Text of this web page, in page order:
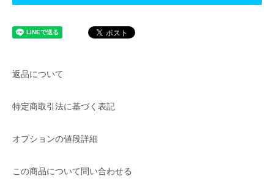
返品について
特定商取引法に基づく表記
オプションの値段詳細
この商品について問い合わせる